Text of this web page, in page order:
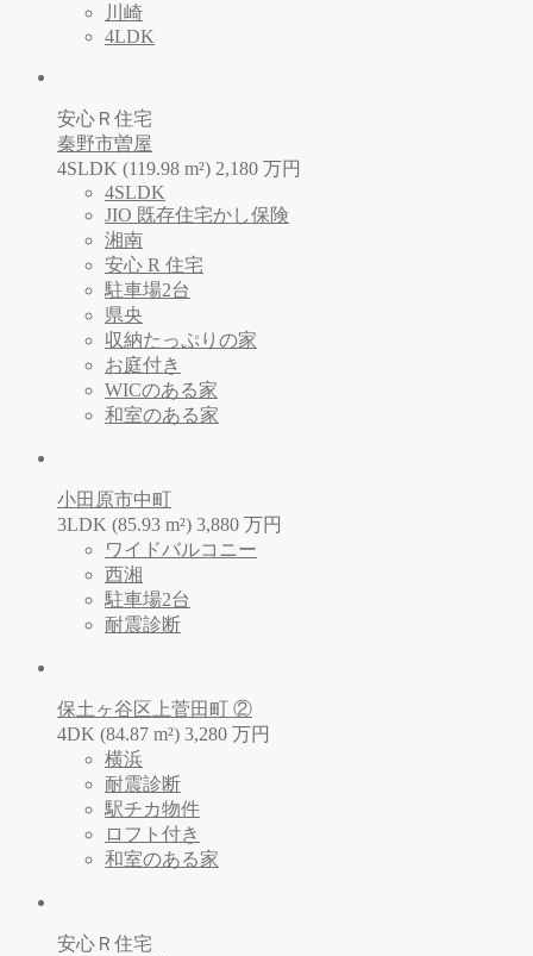
川崎
4LDK
安心Ｒ住宅
秦野市曽屋
4SLDK (119.98 m²) 2,180 万円
4SLDK
JIO 既存住宅かし保険
湘南
安心 R 住宅
駐車場2台
県央
収納たっぷりの家
お庭付き
WICのある家
和室のある家
小田原市中町
3LDK (85.93 m²) 3,880 万円
ワイドバルコニー
西湘
駐車場2台
耐震診断
保土ヶ谷区上菅田町 ②
4DK (84.87 m²) 3,280 万円
横浜
耐震診断
駅チカ物件
ロフト付き
和室のある家
安心Ｒ住宅